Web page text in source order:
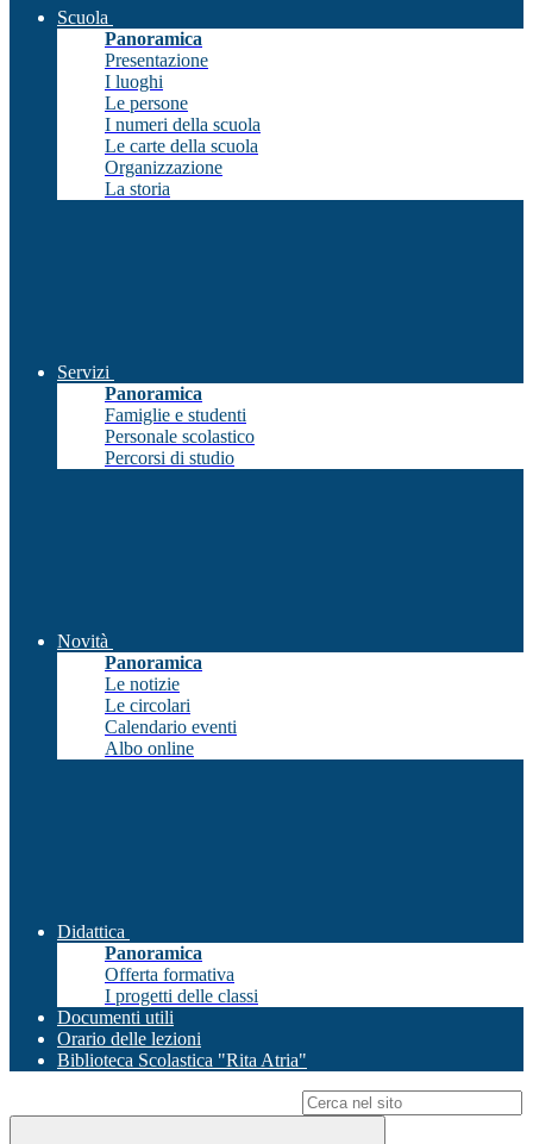
Scuola
Panoramica
Presentazione
I luoghi
Le persone
I numeri della scuola
Le carte della scuola
Organizzazione
La storia
Servizi
Panoramica
Famiglie e studenti
Personale scolastico
Percorsi di studio
Novità
Panoramica
Le notizie
Le circolari
Calendario eventi
Albo online
Didattica
Panoramica
Offerta formativa
I progetti delle classi
Documenti utili
Orario delle lezioni
Biblioteca Scolastica "Rita Atria"